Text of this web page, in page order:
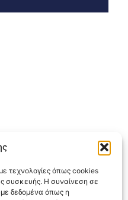
τεχνολογίες όπως cookies
συσκευής. Η συναίνεση σε
δεδομένα όπως η